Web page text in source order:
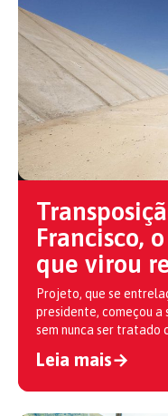
Francisco,
que virou
Projeto, que se
presidente, começou a
sem nunca ser tratado
Leia mais→